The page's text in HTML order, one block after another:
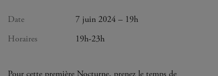
Date
7 juin 2024 – 19h
Horaires
19h-23h